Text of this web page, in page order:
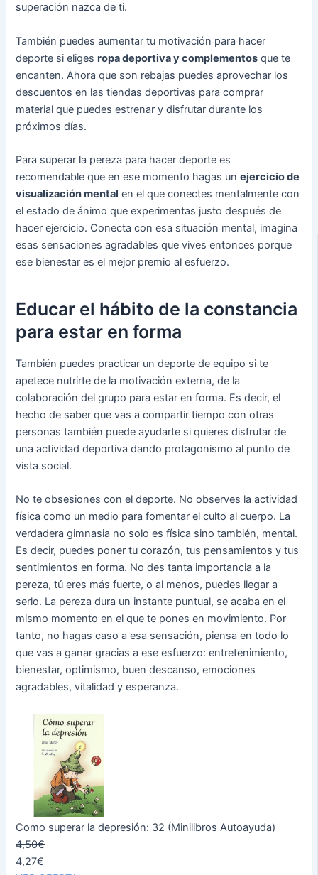
superación nazca de ti.
También puedes aumentar tu motivación para hacer
deporte si eligesropa deportiva y complementos que te
encanten. Ahora que son rebajas puedes aprovechar los
descuentos en las tiendas deportivas para comprar
material que puedes estrenar y disfrutar durante los
próximos días.
Para superar la pereza para hacer deporte es
recomendable que en ese momento hagas unejercicio de
visualización mental en el que conectes mentalmente con
el estado de ánimo que experimentas justo después de
hacer ejercicio. Conecta con esa situación mental, imagina
esas sensaciones agradables que vives entonces porque
ese bienestar es el mejor premio al esfuerzo.
Educar el hábito de la constancia
para estar en forma
También puedes practicar un deporte de equipo si te
apetece nutrirte de la motivación externa, de la
colaboración del grupo para estar en forma. Es decir, el
hecho de saber que vas a compartir tiempo con otras
personas también puede ayudarte si quieres disfrutar de
una actividad deportiva dando protagonismo al punto de
vista social.
No te obsesiones con el deporte. No observes la actividad
física como un medio para fomentar el culto al cuerpo. La
verdadera gimnasia no solo es física sino también, mental.
Es decir, puedes poner tu corazón, tus pensamientos y tus
sentimientos en forma. No des tanta importancia a la
pereza, tú eres más fuerte, o al menos, puedes llegar a
serlo. La pereza dura un instante puntual, se acaba en el
mismo momento en el que te pones en movimiento. Por
tanto, no hagas caso a esa sensación, piensa en todo lo
que vas a ganar gracias a ese esfuerzo: entretenimiento,
bienestar, optimismo, buen descanso, emociones
agradables, vitalidad y esperanza.
Como superar la depresión: 32 (Minilibros Autoayuda)
4,50€
4,27€